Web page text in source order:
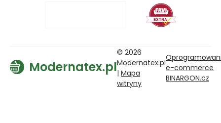
Modernatex.pl
© 2026
Modernatex.pl
| Mapa
witryny
e-commerce
BINARGON.cz